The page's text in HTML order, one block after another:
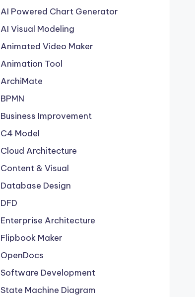
AI Powered Chart Generator
AI Visual Modeling
Animated Video Maker
Animation Tool
ArchiMate
BPMN
Business Improvement
C4 Model
Cloud Architecture
Content & Visual
Database Design
DFD
Enterprise Architecture
Flipbook Maker
OpenDocs
Software Development
State Machine Diagram